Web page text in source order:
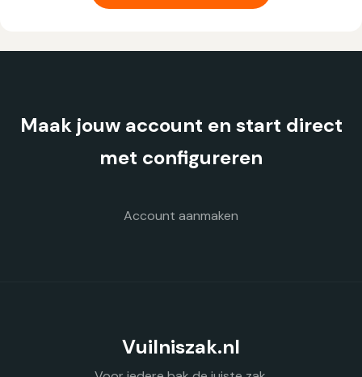
Maak jouw account en start direct
met configureren
Account aanmaken
Vuilniszak.nl